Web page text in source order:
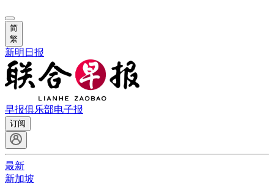
简
繁
新明日报
早报俱乐部电子报
订阅
最新
新加坡